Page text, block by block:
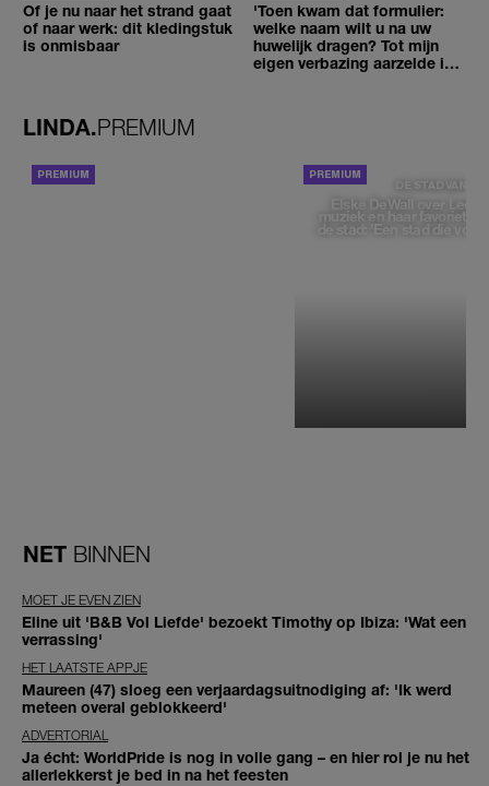
Of je nu naar het strand gaat
of naar werk: dit kledingstuk
is onmisbaar
'Toen kwam dat formulier:
welke naam wilt u na uw
huwelijk dragen? Tot mijn
eigen verbazing aarzelde ik
LINDA.PREMIUM
DE STAD VAN
Elske DeWall over
muziek en haar favoriete
de stad: 'Een stad die
NET BINNEN
MOET JE EVEN ZIEN
Eline uit 'B&B Vol Liefde' bezoekt Timothy op Ibiza: 'Wat een
verrassing'
HET LAATSTE APPJE
Maureen (47) sloeg een verjaardagsuitnodiging af: 'Ik werd
meteen overal geblokkeerd'
ADVERTORIAL
Ja écht: WorldPride is nog in volle gang – en hier rol je nu het
allerlekkerst je bed in na het feesten